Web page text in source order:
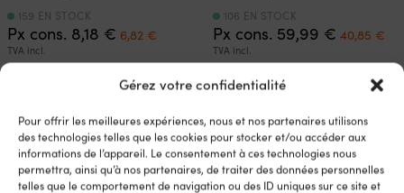
Gérez votre confidentialité
Pour offrir les meilleures expériences, nous et nos partenaires utilisons
des technologies telles que les cookies pour stocker et/ou accéder aux
informations de l’appareil. Le consentement à ces technologies nous
permettra, ainsi qu’à nos partenaires, de traiter des données personnelles
telles que le comportement de navigation ou des ID uniques sur ce site et
Px cons. 8,18 € Le
prix
initial
était :
6,82 €
actuel
est :
TVA incl.
159 EN STOCK
Px cons. 59,99 € Le
prix
initial
était :
40,85 €Le
TVA incl.
106 EN STOCK